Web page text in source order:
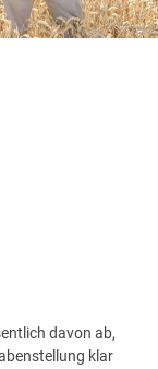
davon ab,
klar